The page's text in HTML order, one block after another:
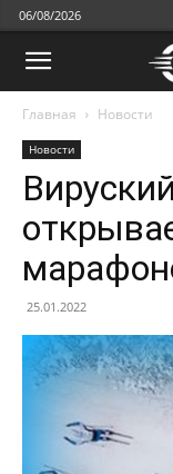
06/08/2026
Главная Новости
Новости
25.01.2022